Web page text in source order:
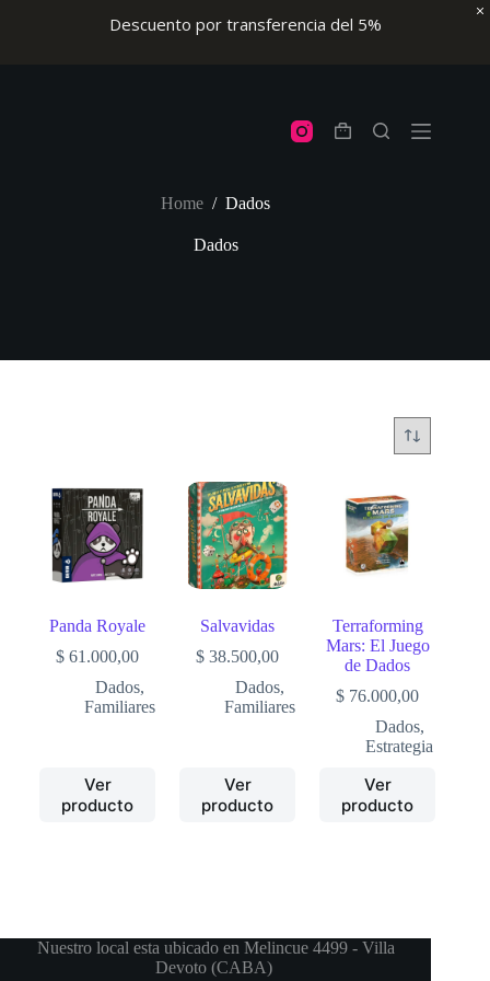
Descuento por transferencia del 5%
Shopping
Home / Dados
Dados
Panda Royale
$ 61.000,00
Dados,
Familiares
Ver
producto
Salvavidas
$ 38.500,00
Dados,
Familiares
Ver
producto
Terraforming
Mars: El Juego
de Dados
$ 76.000,00
Dados,
Estrategia
Ver
producto
Nuestro local esta ubicado en Melincue 4499 - Villa
Devoto (CABA)